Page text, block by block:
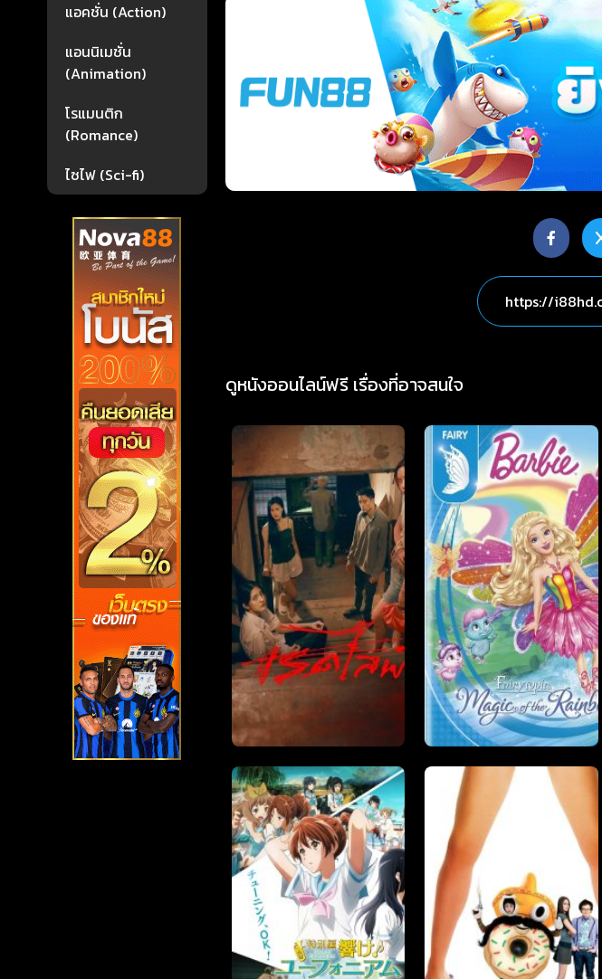
แอคชั่น (Action)
แอนนิเมชั่น
(Animation)
โรแมนติก
(Romance)
ไซไฟ (Sci-fi)
ดูหนังออนไลน์ฟรี เรื่องที่อาจสนใจ